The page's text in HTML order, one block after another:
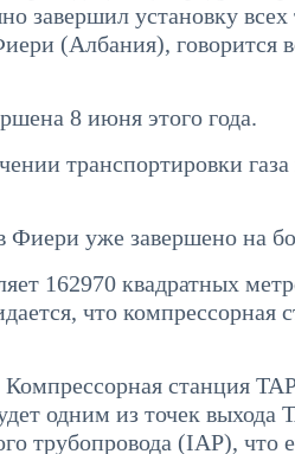
завершил установку всех
(Албания), говорится
8 июня этого года.
транспортировки
Фиери уже завершено на
162970 квадратных
что компрессорная
станция
одним из точек выхода
трубопровода (IAP),